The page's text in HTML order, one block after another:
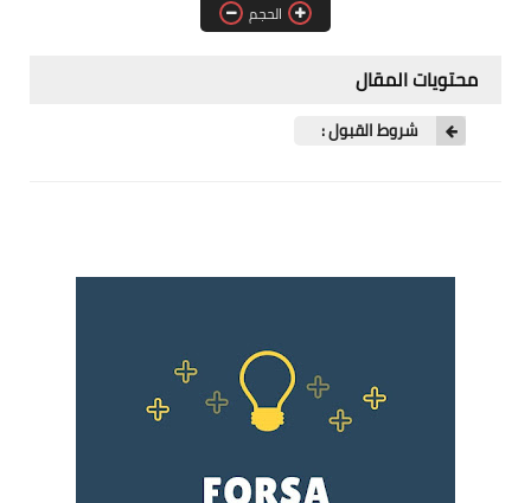
فرص عمل في العراقالحجم
محتويات المقال
شروط القبول :